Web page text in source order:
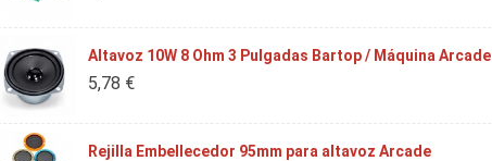
Altavoz 10W 8 Ohm 3 Pulgadas Bartop / Máquina Arcade
5,78 €
Rejilla Embellecedor 95mm para altavoz Arcade